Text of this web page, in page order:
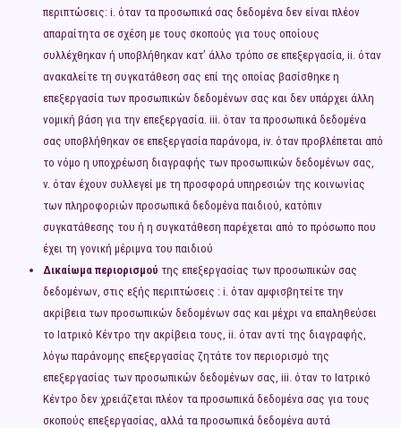
περιπτώσεις: i. όταν τα προσωπικά σας δεδομένα δεν είναι πλέον
απαραίτητα σε σχέση με τους σκοπούς για τους οποίους
συλλέχθηκαν ή υποβλήθηκαν κατ’ άλλο τρόπο σε επεξεργασία, ii. όταν
ανακαλείτε τη συγκατάθεση σας επί της οποίας βασίσθηκε η
επεξεργασία των προσωπικών δεδομένων σας και δεν υπάρχει άλλη
νομική βάση για την επεξεργασία. iii. όταν τα προσωπικά δεδομένα
σας υποβλήθηκαν σε επεξεργασία παράνομα, iv. όταν προβλέπεται από
το νόμο η υποχρέωση διαγραφής των προσωπικών δεδομένων σας,
v. όταν έχουν συλλεγεί με τη προσφορά υπηρεσιών της κοινωνίας
των πληροφοριών προσωπικά δεδομένα παιδιού, κατόπιν
συγκατάθεσης του ή η συγκατάθεση παρέχεται από το πρόσωπο που
έχει τη γονική μέριμνα του παιδιού
Δικαίωμα περιορισμού της επεξεργασίας των προσωπικών σας
δεδομένων, στις εξής περιπτώσεις : i. όταν αμφισβητείτε την
ακρίβεια των προσωπικών δεδομένων σας και μέχρι να επαληθεύσει
το Ιατρικό Κέντρο την ακρίβεια τους, ii. όταν αντί της διαγραφής,
λόγω παράνομης επεξεργασίας ζητάτε τον περιορισμό της
επεξεργασίας των προσωπικών δεδομένων σας, iii. όταν το Ιατρικό
Κέντρο δεν χρειάζεται πλέον τα προσωπικά δεδομένα σας για τους
σκοπούς επεξεργασίας, αλλά τα προσωπικά δεδομένα αυτά